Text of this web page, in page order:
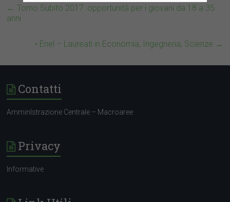
← Torno Subito 2017: opportunità per i giovani da 18 a 35
anni
• Enel – Laureati in Economia, Ingegneria, Scienze →
Contatti
AmminIstrazione Centrale – Macroaree
Privacy
Informative